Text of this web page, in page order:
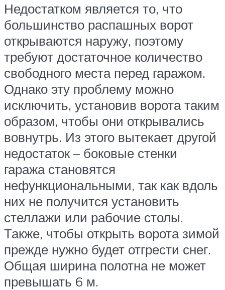
Недостатком является то, что
большинство распашных ворот
открываются наружу, поэтому
требуют достаточное количество
свободного места перед гаражом.
Однако эту проблему можно
исключить, установив ворота таким
образом, чтобы они открывались
вовнутрь. Из этого вытекает другой
недостаток – боковые стенки
гаража становятся
нефункциональными, так как вдоль
них не получится установить
стеллажи или рабочие столы.
Также, чтобы открыть ворота зимой
прежде нужно будет отгрести снег.
Общая ширина полотна не может
превышать 6 м.